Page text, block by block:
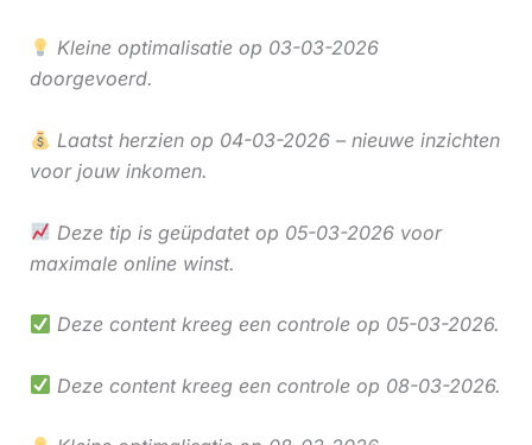
Kleine optimalisatie op 03-03-2026
doorgevoerd.
Laatst herzien op 04-03-2026 – nieuwe inzichten
voor jouw inkomen.
Deze tip is geüpdatet op 05-03-2026 voor
maximale online winst.
Deze content kreeg een controle op 05-03-2026.
Deze content kreeg een controle op 08-03-2026.